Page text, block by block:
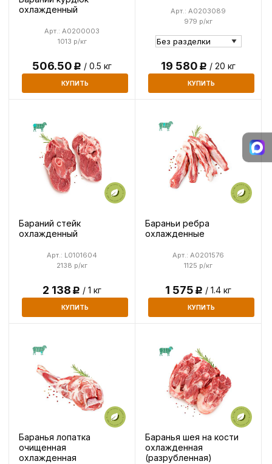
охлажденный
1013 р/кг
Арт.: A0200003
506.50Р / 0.5 кг
КУПИТЬ
979 р/кг
Арт.: A0203089
19 580Р / 20 кг
КУПИТЬ
Бараний стейк
охлажденный
2138 р/кг
Арт.: L0101604
2 138Р / 1 кг
КУПИТЬ
Бараньи ребра
охлажденные
1125 р/кг
Арт.: A0201576
1 575Р / 1.4 кг
КУПИТЬ
Баранья лопатка
очищенная
охлажденная
Баранья шея на кости
охлажденная
(разрубленная)